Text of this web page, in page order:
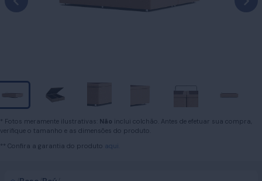
* Fotos meramente ilustrativas: Não inclui colchão. Antes de efetuar sua compra,
verifique o tamanho e as dimensões do produto.
** Confira a garantia do produto aqui.